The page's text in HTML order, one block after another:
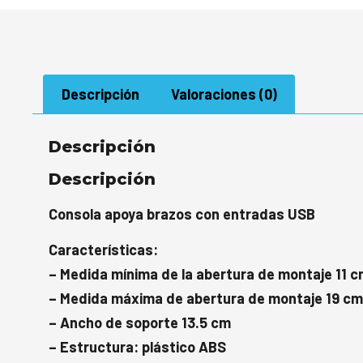
Descripción Valoraciones (0)
Descripción
Descripción
Consola apoya brazos con entradas USB
Características:
– Medida mínima de la abertura de montaje 11
– Medida máxima de abertura de montaje 19 cm
– Ancho de soporte 13.5 cm
– Estructura: plástico ABS